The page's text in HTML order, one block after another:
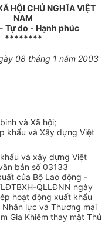
HỘI CHỦ NGHĨA VIỆT
NAM
Tự do - Hạnh phúc
********
08 tháng 1 năm 2003
và Xã hội;
khẩu và Xây dựng Việt
và xây dựng Việt
bản số 03133
của Bộ Lao động -
QLLĐNN ngày
hoạt động xuất khẩu
lực và Thương mại
Gia Khiêm thay mặt Thủ